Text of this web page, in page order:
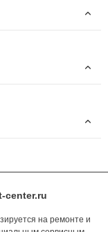
center.ru
на ремонте и